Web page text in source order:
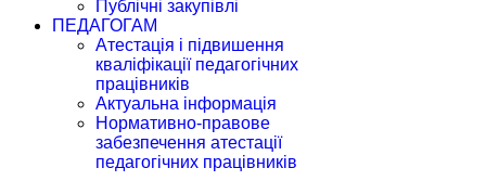
Публічні закупівлі
ПЕДАГОГАМ
Атестація і підвишення
кваліфікації педагогічних
працівників
Актуальна інформація
Нормативно-правове
забезпечення атестації
педагогічних працівників